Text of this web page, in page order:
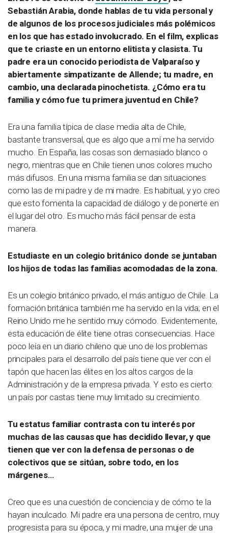
Sebastián Arabia, donde hablas de tu vida personal y
de algunos de los procesos judiciales más polémicos
en los que has estado involucrado. En el film, explicas
que te criaste en un entorno elitista y clasista. Tu
padre era un conocido periodista de Valparaíso y
abiertamente simpatizante de Allende; tu madre, en
cambio, una declarada pinochetista. ¿Cómo era tu
familia y cómo fue tu primera juventud en Chile?
Era una familia típica de clase media alta de Chile,
bastante transversal, que es algo que a mí me ha servido
mucho. En España, las cosas son demasiado blanco o
negro, mientras que en Chile tienen unos colores mucho
más difusos. En una misma familia se dan situaciones
como las de mi padre y de mi madre. Es habitual, y yo creo
que esto fomenta la capacidad de diálogo y de ponerte en
el lugar del otro. Es mucho más fácil pensar de esta
manera.
Estudiaste en un colegio británico donde se juntaban
los hijos de todas las familias acomodadas de la zona.
Es un colegio británico privado, el más antiguo de Chile. La
formación británica también me ha servido en la vida; en el
Reino Unido me he sentido muy cómodo. Evidentemente,
esta educación de élite tiene otras consecuencias. Hace
poco leía en un diario chileno que uno de los problemas
principales para el desarrollo del país tiene que ver con el
tapón que hacen las élites en los altos cargos de la
Administración y de la empresa privada. Y esto es cierto:
un país por castas tiene muy limitado su crecimiento.
Tu estatus familiar contrasta con tu interés por
muchas de las causas que has decidido llevar, y que
tienen que ver con la defensa de personas o de
colectivos que se sitúan, sobre todo, en los
márgenes…
Creo que es una cuestión de conciencia y de cómo te la
hayan inculcado. Mi padre era una persona de centro, muy
progresista para su época, y mi madre, una mujer de una